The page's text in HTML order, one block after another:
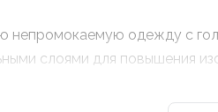
непромокаемую одежду с
слоями для повышения